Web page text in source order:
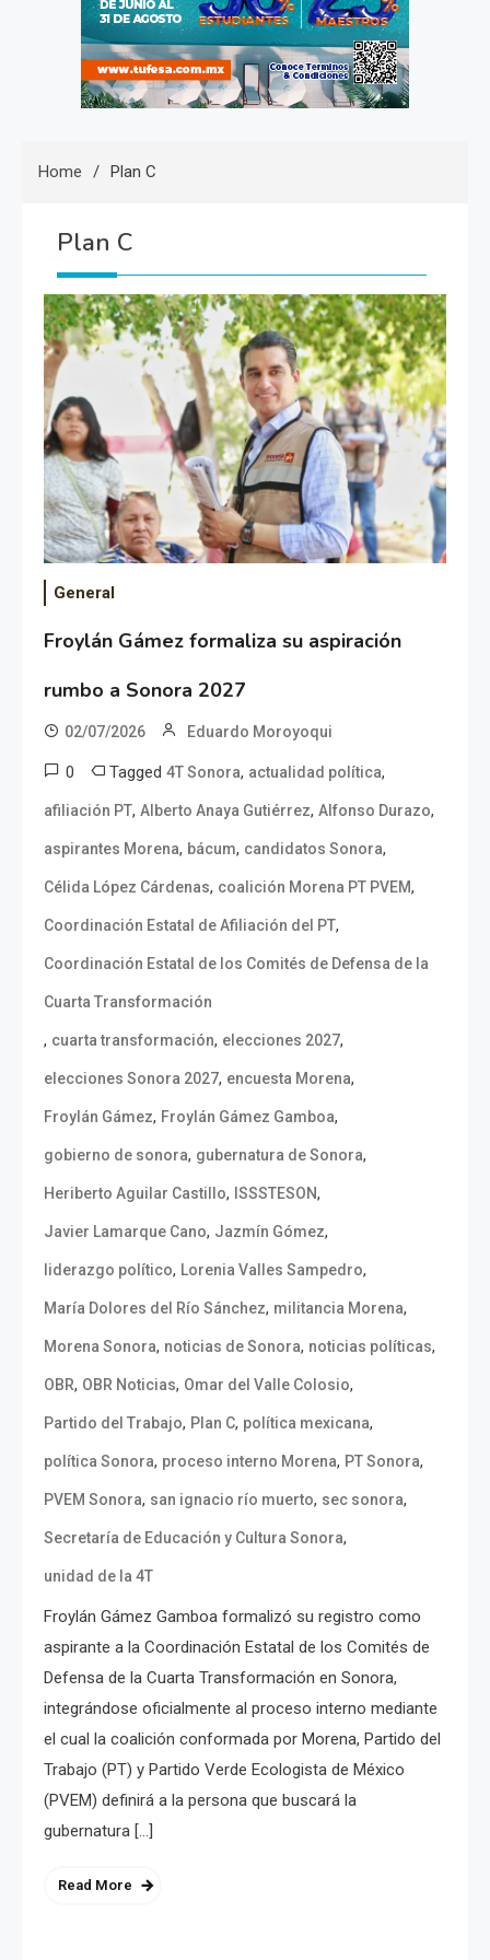
Home Plan C
Plan C
General
Froylán Gámez formaliza su aspiración
rumbo a Sonora 2027
02/07/2026 Eduardo Moroyoqui
0 Tagged 4T Sonora, actualidad política,
afiliación PT, Alberto Anaya Gutiérrez, Alfonso Durazo,
aspirantes Morena, bácum, candidatos Sonora,
Célida López Cárdenas, coalición Morena PT PVEM,
Coordinación Estatal de Afiliación del PT,
Coordinación Estatal de los Comités de Defensa de la
Cuarta Transformación
, cuarta transformación, elecciones 2027,
elecciones Sonora 2027, encuesta Morena,
Froylán Gámez, Froylán Gámez Gamboa,
gobierno de sonora, gubernatura de Sonora,
Heriberto Aguilar Castillo, ISSSTESON,
Javier Lamarque Cano, Jazmín Gómez,
liderazgo político, Lorenia Valles Sampedro,
María Dolores del Río Sánchez, militancia Morena,
Morena Sonora, noticias de Sonora, noticias políticas,
OBR, OBR Noticias, Omar del Valle Colosio,
Partido del Trabajo, Plan C, política mexicana,
política Sonora, proceso interno Morena, PT Sonora,
PVEM Sonora, san ignacio río muerto, sec sonora,
Secretaría de Educación y Cultura Sonora,
unidad de la 4T
Froylán Gámez Gamboa formalizó su registro como
aspirante a la Coordinación Estatal de los Comités de
Defensa de la Cuarta Transformación en Sonora,
integrándose oficialmente al proceso interno mediante
el cual la coalición conformada por Morena, Partido del
Trabajo (PT) y Partido Verde Ecologista de México
(PVEM) definirá a la persona que buscará la
gubernatura […]
Read More